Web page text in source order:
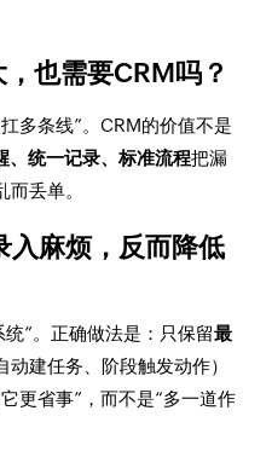
也需要CRM吗？
多条线”。CRM的价值不是
、统一记录、标准流程把漏
丢单。
入麻烦，反而降低
”。正确做法是：只保留最
动建任务、阶段触发动作）
更省事”，而不是“多一道作